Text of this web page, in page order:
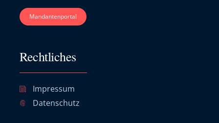
Mandantenportal
Rechtliches
Impressum
Datenschutz